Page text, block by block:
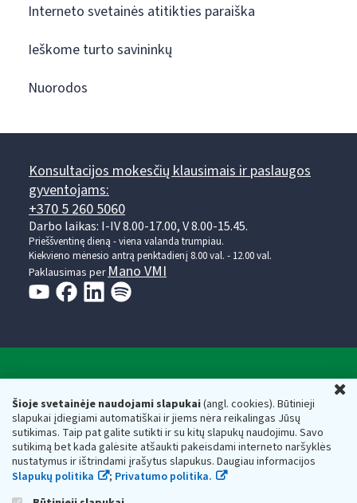
Šioje svetainėje naudojami slapukai(angl. cookies). Būtinieji
slapukai įdiegiami automatiškai ir jiems nėra reikalingas Jūsų
sutikimas. Taip pat galite sutikti ir su kitų slapukų naudojimu. Savo
sutikimą bet kada galėsite atšaukti pakeisdami interneto naršyklės
nustatymus ir ištrindami įrašytus slapukus. Daugiau informacijos
Slapukų politika
; Privatumo politika.
Interneto svetainės atitikties paraiška
Ieškome turto savininkų
Nuorodos
Konsultacijos mokesčių klausimais ir paslaugos
gyventojams:
+370 5 260 5060
Darbo laikas: I-IV 8.00-17.00, V 8.00-15.45.
Prieššventinę dieną - viena valanda trumpiau.
Kiekvieno mėnesio antrą penktadienį 8.00 val. - 12.00 val.
Paklausimas per Mano VMI
Respublikos finansų ministerijos
Biudžetinė įstaiga. Juridinio asmens kodas — 188659752,
adresas: Vasario 16-osios g. 14, 01107 Vilnius, Lietuva, el.paštas:
vmi@vmi.lt, E. pristatymo dėžutės adresas 188659752
Duomenys apie Valstybinę mokesčių inspekciją prie Lietuvos
Respublikos finansų ministerijos kaupiami ir saugomi Juridinių